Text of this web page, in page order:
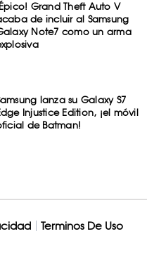
Grand Theft Auto V
de incluir al Samsung
Note7 como un arma
lanza su Galaxy S7
Injustice Edition, ¡el móvil
de Batman!
Terminos De Uso